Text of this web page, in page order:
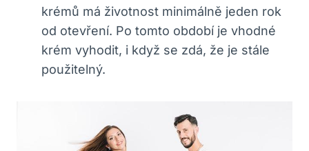
krémů má životnost minimálně jeden rok
od otevření. Po tomto období je vhodné
krém vyhodit, i když se zdá, že je stále
použitelný.